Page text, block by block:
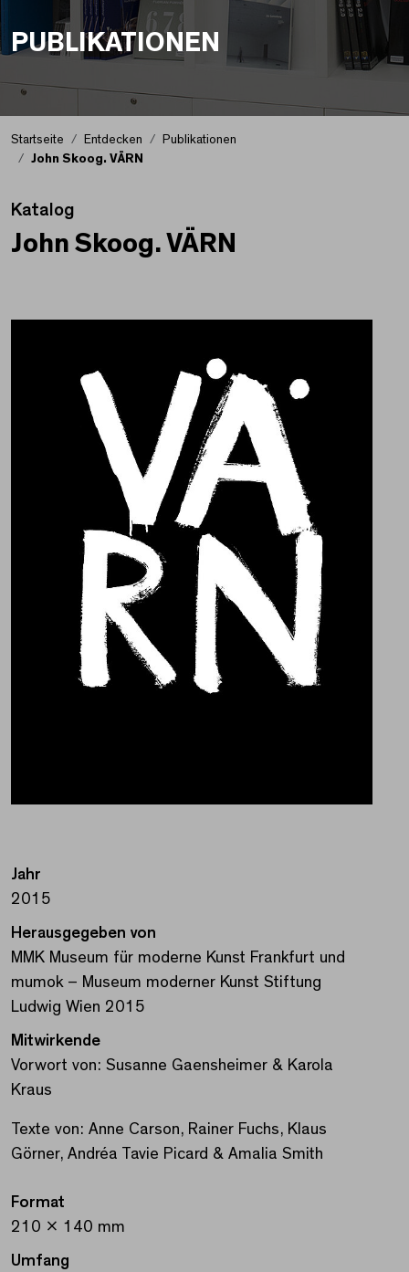
PUBLIKATIONEN
Startseite Entdecken
Publikationen
John Skoog. VÄRN
Katalog
John Skoog. VÄRN
Jahr
2015
Herausgegeben von
MMK Museum für moderne Kunst Frankfurt und
mumok – Museum moderner Kunst Stiftung
Ludwig Wien 2015
Mitwirkende
Vorwort von: Susanne Gaensheimer & Karola
Kraus
Texte von: Anne Carson, Rainer Fuchs, Klaus
Görner, Andréa Tavie Picard & Amalia Smith
Format
210 x 140 mm
Umfang